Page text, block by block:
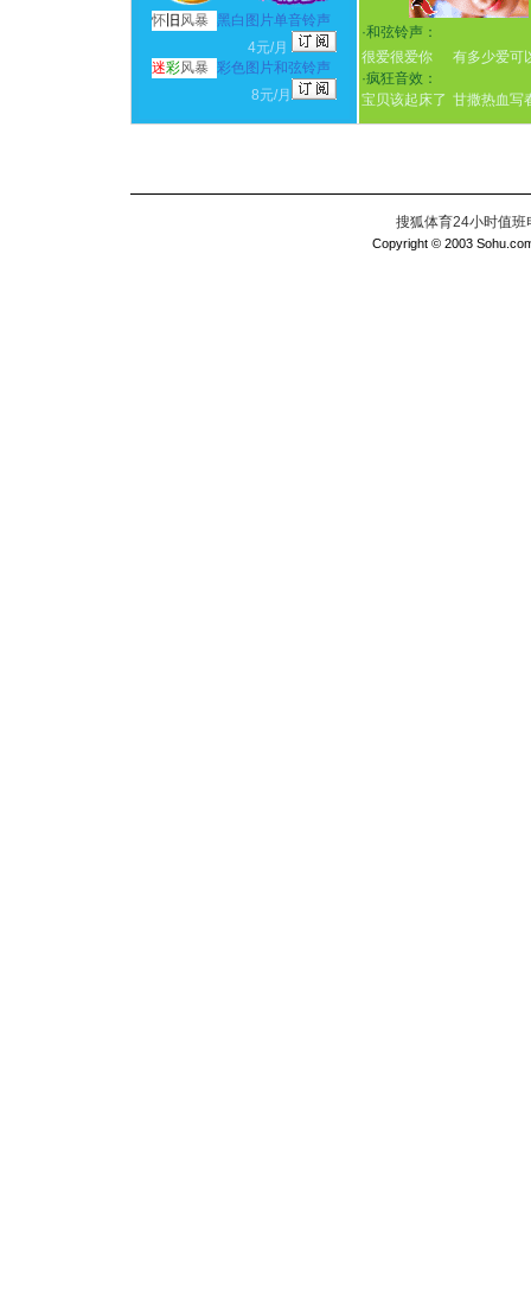
怀 旧 风暴
黑白图片单音铃声
4元/月
迷彩风暴 彩色图片和弦铃声
8元/月
·和弦铃声：
很爱很爱你
有多少爱可
·疯狂音效：
宝贝该起床了 甘撒热血写
搜狐体育24小时值
Copyright © 2003